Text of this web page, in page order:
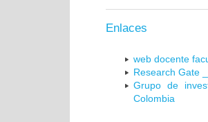
Enlaces
web docente
Research Gate
Grupo de
Colombia